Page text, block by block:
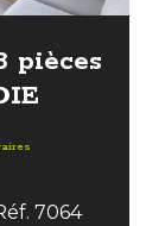
pièces
7064